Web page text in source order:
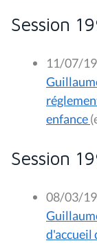
Session
11/07/
enfance
Session
08/03/
d'accueil